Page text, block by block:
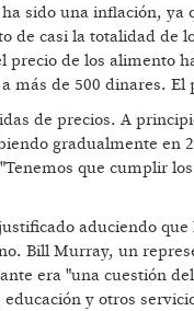
sido una inflación, ya
de casi la totalidad de
precio de los alimento
más de 500 dinares.
de precios. A
gradualmente en
que cumplir
aduciendo
Bill Murray, un
era "una cuestión
y otros